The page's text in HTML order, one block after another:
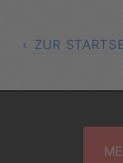
ZUR